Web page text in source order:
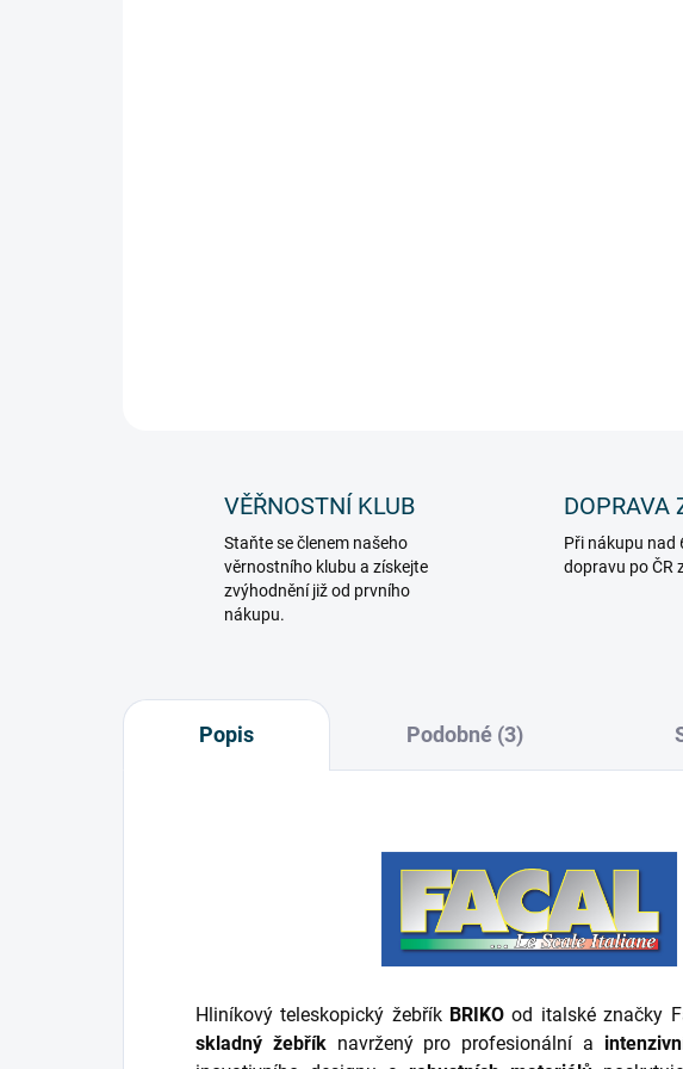
VĚŘNOSTNÍ KLUB
Staňte se členem našeho
věrnostního klubu a získejte
zvýhodnění již od prvního
nákupu.
DOPRAVA
Při nákupu nad
dopravu po ČR
Popis Podobné (3)
Hliníkový teleskopický žebřík BRIKO od italské značky
skladný žebříknavržený pro profesionální a